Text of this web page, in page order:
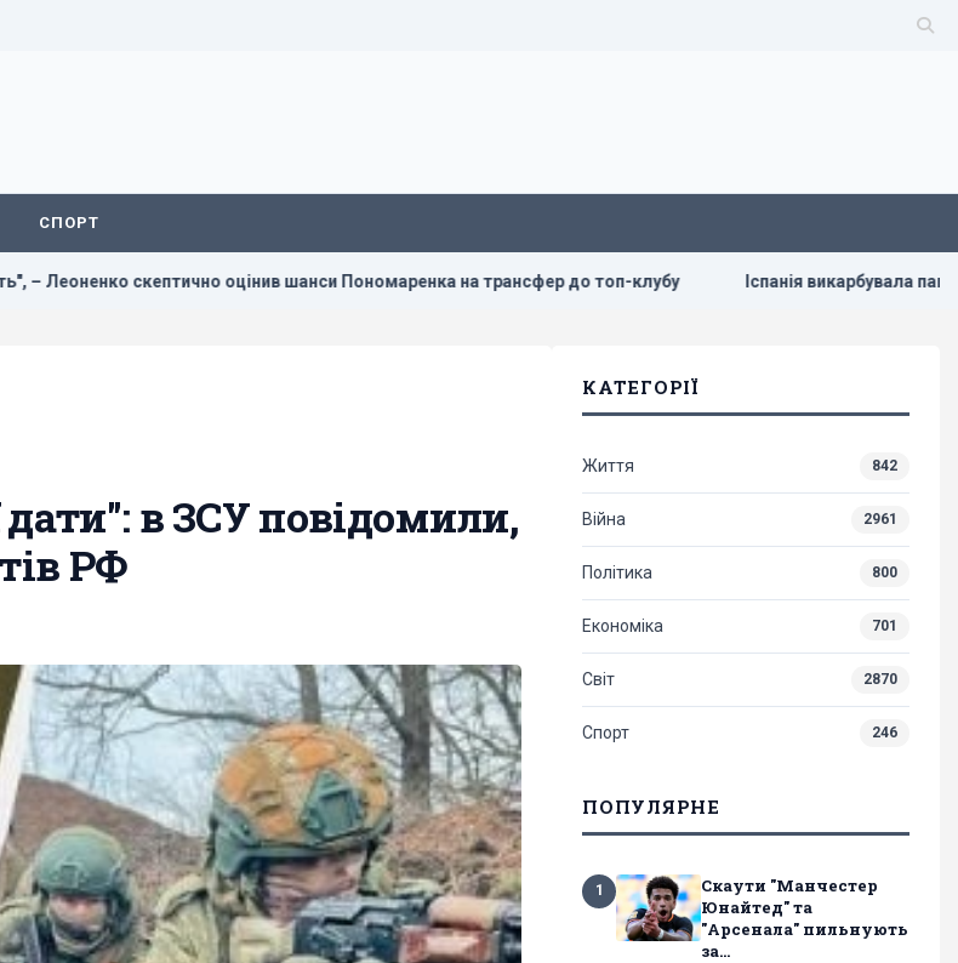
СПОРТ
оцінив шанси Пономаренка на трансфер до топ-клубу Іспанія викарбувала пам'ятну срібну
в ЗСУ повідомили,
РФ
КАТЕГОРІЇ
Життя 842
Війна 2961
Політика 800
Економіка 701
Світ 2870
Спорт 246
ПОПУЛЯРНЕ
1
Скаути "Манчестер
Юнайтед" та
"Арсенала" пильнують
за...